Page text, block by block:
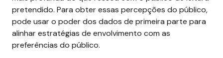
pretendido. Para obter essas percepções do público,
pode usar o poder dos dados de primeira parte para
alinhar estratégias de envolvimento com as
preferências do público.